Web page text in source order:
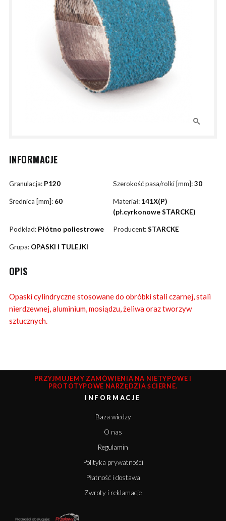
INFORMACJE
Granulacja: P120 Szerokość pasa/rolki [mm]:30
Średnica [mm]: 60 Materiał: 141X(P)
(pł.cyrkonowe STARCKE)
Podkład: Płótno poliestrowe Producent:STARCKE
Grupa: OPASKI I TULEJKI
OPIS
Opaski cylindryczne stosowane do obróbki stali czarnej, stali
nierdzewnej, aluminium, mosiądzu, żeliwa oraz tworzyw
sztucznych.
PRZYJMUJEMY ZAMÓWIENIA NA NIETYPOWE I
PROTOTYPOWE NARZĘDZIA ŚCIERNE.
INFORMACJE
Baza wiedzy
O nas
Regulamin
Polityka prywatności
Płatność i dostawa
Zwroty i reklamacje